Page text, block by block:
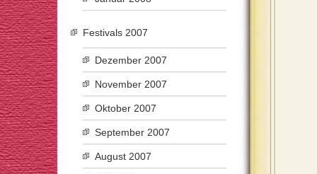
Festivals 2007
Dezember 2007
November 2007
Oktober 2007
September 2007
August 2007